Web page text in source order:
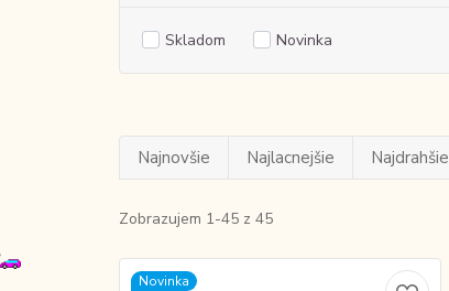
Skladom Novinka
Najnovšie Najlacnejšie Najdrahšie
Zobrazujem 1-45 z 45
Novinka